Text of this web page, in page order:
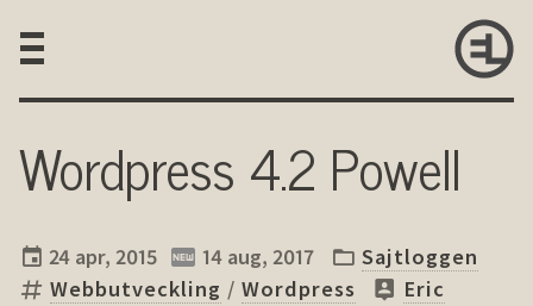
Wordpress 4.2 Powell
24 apr, 2015 14 aug, 2017
Sajtloggen
Webbutveckling / Wordpress
Eric